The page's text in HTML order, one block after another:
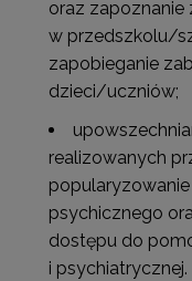
oraz zapoznanie
w przedszkolu/
zapobieganie
dzieci/uczniów;
realizowanych
psychicznego
dostępu do
i psychiatrycznej.